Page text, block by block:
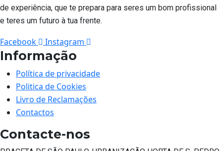
de experiência, que te prepara para seres um bom profissional
e teres um futuro à tua frente.
Facebook Instagram
Informação
Política de privacidade
Politica de Cookies
Livro de Reclamações
Contactos
Contacte-nos